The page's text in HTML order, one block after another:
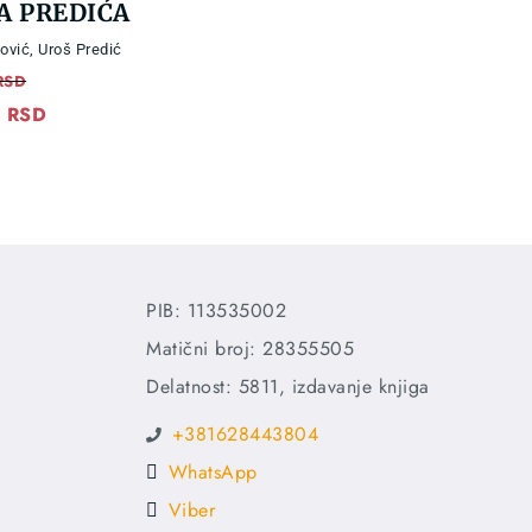
PREDIĆA
,Uroš Predić
RSDCurrent
PIB: 113535002
Matični broj: 28355505
Delatnost: 5811, izdavanje knjiga
+381628443804
WhatsApp
Viber